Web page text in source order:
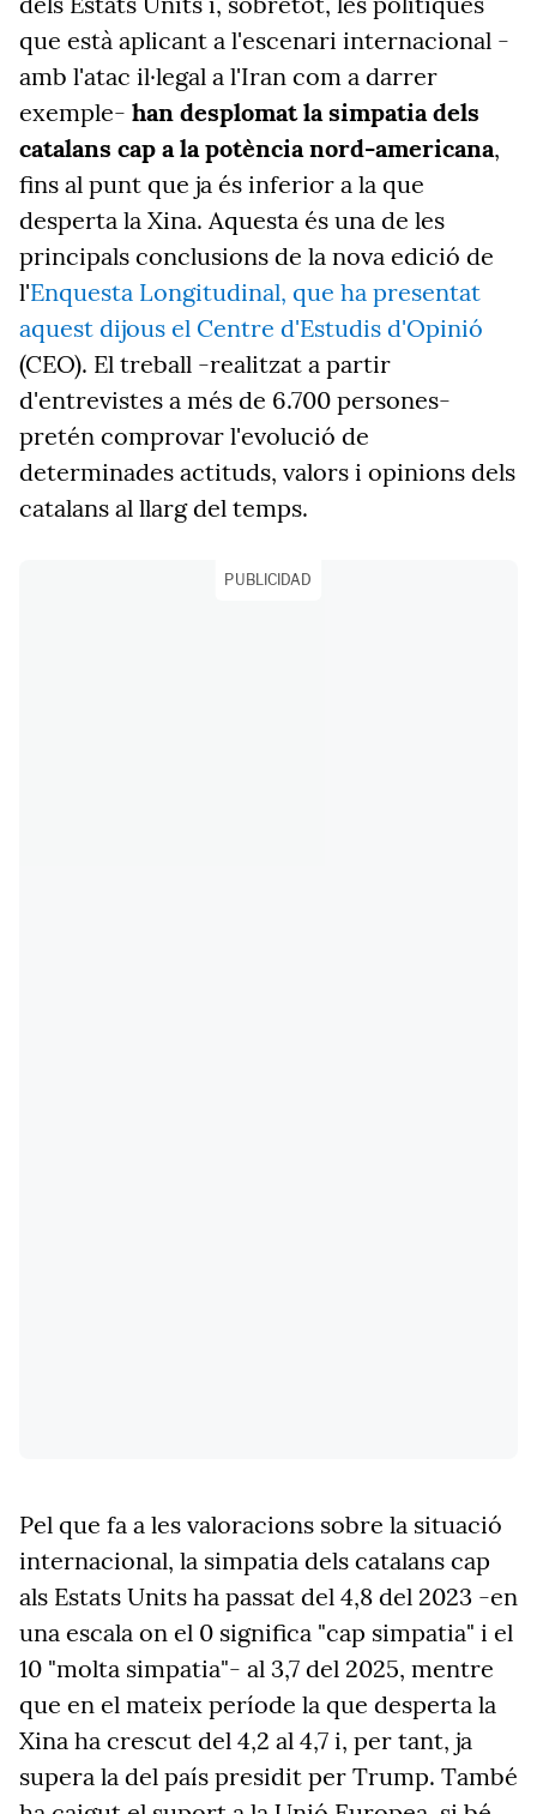
que està aplicant a l'escenari internacional -
amb l'atac il·legal a l'Iran com a darrer
exemple- han desplomat la simpatia dels
catalans cap a la potència nord-americana,
fins al punt que ja és inferior a la que
desperta la Xina. Aquesta és una de les
principals conclusions de la nova edició de
l'Enquesta Longitudinal, que ha presentat
aquest dijous el Centre d'Estudis d'Opinió
(CEO). El treball -realitzat a partir
d'entrevistes a més de 6.700 persones-
pretén comprovar l'evolució de
determinades actituds, valors i opinions dels
catalans al llarg del temps.
PUBLICIDAD
Pel que fa a les valoracions sobre la situació
internacional, la simpatia dels catalans cap
als Estats Units ha passat del 4,8 del 2023 -en
una escala on el 0 significa "cap simpatia" i el
10 "molta simpatia"- al 3,7 del 2025, mentre
que en el mateix període la que desperta la
Xina ha crescut del 4,2 al 4,7 i, per tant, ja
supera la del país presidit per Trump. També